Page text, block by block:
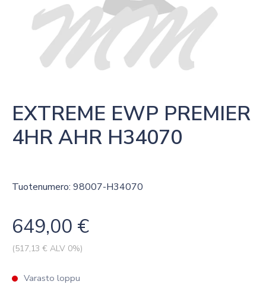
EXTREME EWP PREMIER
4HR AHR H34070
Tuotenumero: 98007-H34070
649,00 €
(517,13 € ALV 0%)
Varasto loppu